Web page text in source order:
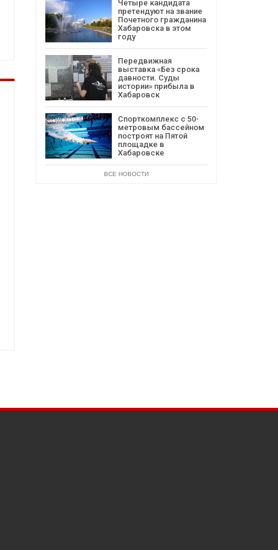
Четыре кандидата
претендуют на звание
Почетного гражданина
Хабаровска в этом
году
Передвижная
выставка «Без срока
давности. Суды
истории» прибыла в
Хабаровск
Спорткомплекс с 50-
метровым бассейном
построят на Пятой
площадке в
Хабаровске
ВСЕ НОВОСТИ